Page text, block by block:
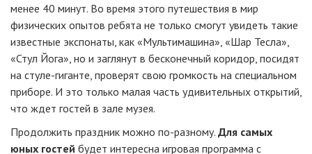
менее 40 минут. Во время этого путешествия в мир
физических опытов ребята не только смогут увидеть такие
известные экспонаты, как «Мультимашина», «Шар Тесла»,
«Стул Йога», но и заглянут в бесконечный коридор, посидят
на стуле-гиганте, проверят свою громкость на специальном
приборе. И это только малая часть удивительных открытий,
что ждет гостей в зале музея.
Продолжить праздник можно по-разному. Для самых
юных гостей будет интересна игровая программа с